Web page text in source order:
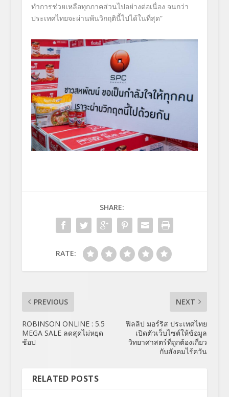
ทำการช่วยเหลือทุกภาคส่วนไปอย่างต่อเนื่อง จนกว่า
ประเทศไทยจะผ่านพ้นวิกฤตินี้ไปได้ในที่สุด”
SHARE:
RATE:
PREVIOUS
ROBINSON ONLINE : 5.5
MEGA SALE ลดสุดไม่หยุด
ช้อป
NEXT
ฟิลลิป มอร์ริส ประเทศไทย
เปิดตัวเว็บไซต์ให้ข้อมูล
วิทยาศาสตร์ที่ถูกต้องเกี่ยว
กับสังคมไร้ควัน
RELATED POSTS